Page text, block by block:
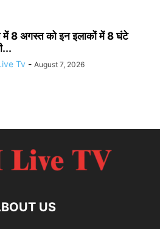
में 8 अगस्त को इन इलाकों में 8 घंटे
Tv - August 7, 2026
US